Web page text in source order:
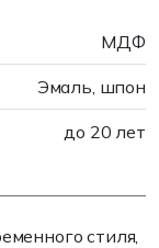
МДФ
Эмаль, шпон
до 20 лет
стиля,